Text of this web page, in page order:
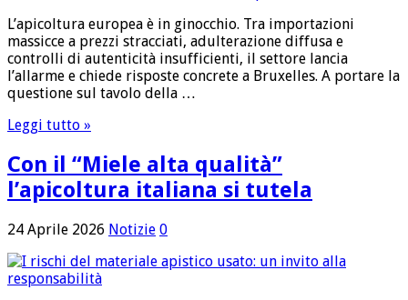
L’apicoltura europea è in ginocchio. Tra importazioni
massicce a prezzi stracciati, adulterazione diffusa e
controlli di autenticità insufficienti, il settore lancia
l’allarme e chiede risposte concrete a Bruxelles. A portare la
questione sul tavolo della …
Leggi tutto »
Con il “Miele alta qualità”
l’apicoltura italiana si tutela
24 Aprile 2026 Notizie 0